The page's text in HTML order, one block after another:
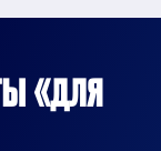
«для